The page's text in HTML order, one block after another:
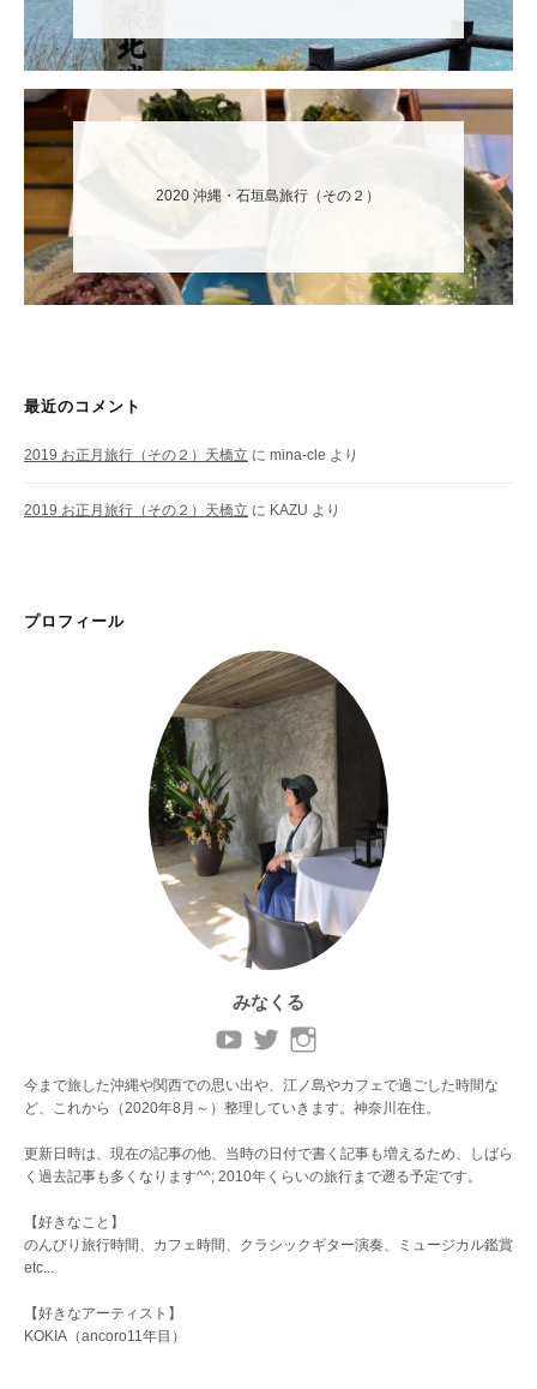
2020 沖縄・石垣島旅行（その２）
最近のコメント
2019 お正月旅行（その２）天橋立 に mina-cle より
2019 お正月旅行（その２）天橋立 に KAZU より
プロフィール
みなくる
今まで旅した沖縄や関西での思い出や、江ノ島やカフェで過ごした時間な
ど、これから（2020年8月～）整理していきます。神奈川在住。
更新日時は、現在の記事の他、当時の日付で書く記事も増えるため、しばら
く過去記事も多くなります^^; 2010年くらいの旅行まで遡る予定です。
【好きなこと】
のんびり旅行時間、カフェ時間、クラシックギター演奏、ミュージカル鑑賞
etc...
【好きなアーティスト】
KOKIA（ancoro11年目）